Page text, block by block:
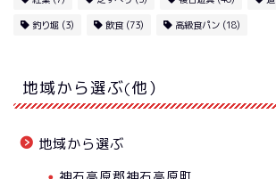
釣り堀 (3) 飲食(73) 高級食パン (18)
地域から選ぶ(他）
地域から選ぶ